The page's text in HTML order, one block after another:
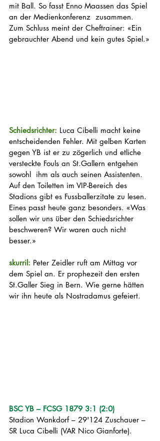
mit Ball. So fasst Enno Maassen das Spiel
an der Medienkonferenz  zusammen.
Zum Schluss meint der Cheftrainer: «Ein
gebrauchter Abend und kein gutes Spiel.»
Schiedsrichter: Luca Cibelli macht keine
entscheidenden Fehler. Mit gelben Karten
gegen YB ist er zu zögerlich und etliche
versteckte Fouls an St.Gallern entgehen
sowohl  ihm als auch seinen Assistenten.
Auf den Toiletten im VIP-Bereich des
Stadions gibt es Fussballerzitate zu lesen.
Eines passt heute ganz besonders. «Was
sollen wir uns über den Schiedsrichter
beschweren? Wir waren auch nicht
besser.»
skurril: Peter Zeidler ruft am Mittag vor
dem Spiel an. Er prophezeit den ersten
St.Galler Sieg in Bern. Wie gerne hätten
wir ihn heute als Nostradamus gefeiert.
BSC YB – FCSG 1879 3:1 (2:0)
Stadion Wankdorf – 29'124 Zuschauer –
SR Luca Cibelli (VAR Nico Gianforte).